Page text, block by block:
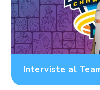
Interviste al